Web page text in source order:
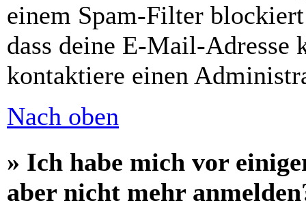
einem Spam-Filter
dass deine E-Mail-Adresse
kontaktiere einen
Nach oben
» Ich habe mich vor
aber nicht mehr